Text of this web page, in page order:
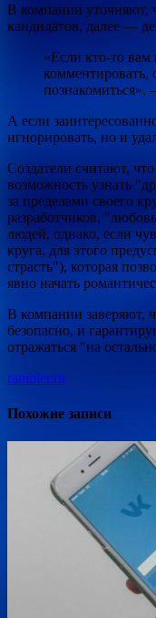
В компании уточняют,
кандидатов, далее —
«Если кто-то
комментировать,
познакомиться»,
А если
игнорировать, но и
Создатели считают,
возможность узнать
за пределами своего
разработчиков,
людей, однако, если
круга, для этого
страсть"), которая
явно начать
В компании заверяют,
безопасно, и
отражаться "на
rambler.ru
Похожие записи